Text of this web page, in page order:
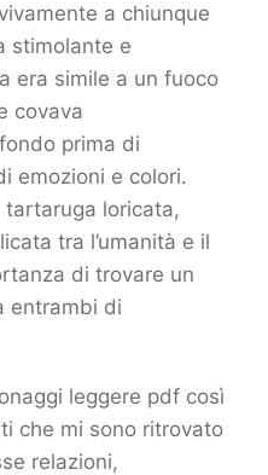
a chiunque
stimolante e
era simile a un fuoco
covava
prima di
emozioni e colori.
loricata,
tra l’umanità e il
di trovare un
entrambi di
leggere pdf così
che mi sono ritrovato
relazioni,